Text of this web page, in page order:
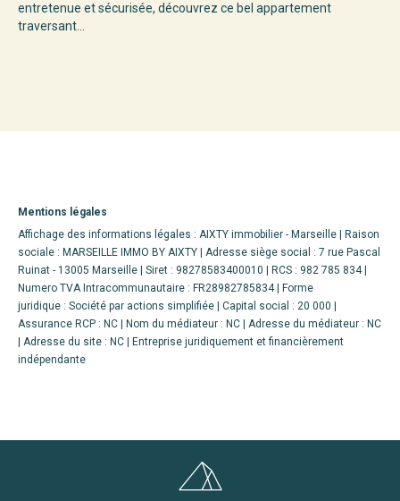
entretenue et sécurisée, découvrez ce bel appartement
traversant...
Mentions légales
Affichage des informations légales : AIXTY immobilier - Marseille | Raison
sociale : MARSEILLE IMMO BY AIXTY | Adresse siège social : 7 rue Pascal
Ruinat - 13005 Marseille | Siret : 98278583400010 | RCS : 982 785 834 |
Numero TVA Intracommunautaire : FR28982785834 | Forme
juridique : Société par actions simplifiée | Capital social : 20 000 |
Assurance RCP : NC | Nom du médiateur : NC | Adresse du médiateur : NC
| Adresse du site : NC |
Entreprise juridiquement et financièrement
indépendante